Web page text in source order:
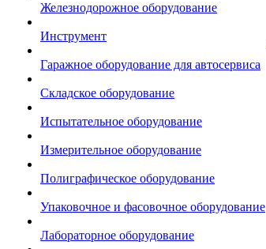
Железнодорожное оборудование
Инструмент
Гаражное оборудование для автосервиса
Складское оборудование
Испытательное оборудование
Измерительное оборудование
Полиграфическое оборудование
Упаковочное и фасовочное оборудование
Лабораторное оборудование